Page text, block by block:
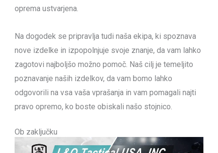
oprema ustvarjena.
Na dogodek se pripravlja tudi naša ekipa, ki spoznava
nove izdelke in izpopolnjuje svoje znanje, da vam lahko
zagotovi najboljšo možno pomoč. Naš cilj je temeljito
poznavanje naših izdelkov, da vam bomo lahko
odgovorili na vsa vaša vprašanja in vam pomagali najti
pravo opremo, ko boste obiskali našo stojnico.
Ob zaključku